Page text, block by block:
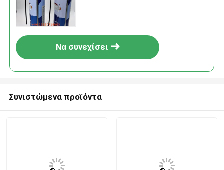
Να συνεχίσει
Συνιστώμενα προϊόντα